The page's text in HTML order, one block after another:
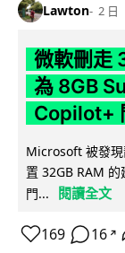
Lawton 2 日
微軟刪走
為 8GB
Copilot+
Microsoft 被發現
置 32GB RAM
門...
閱讀全文
169 16 ↗